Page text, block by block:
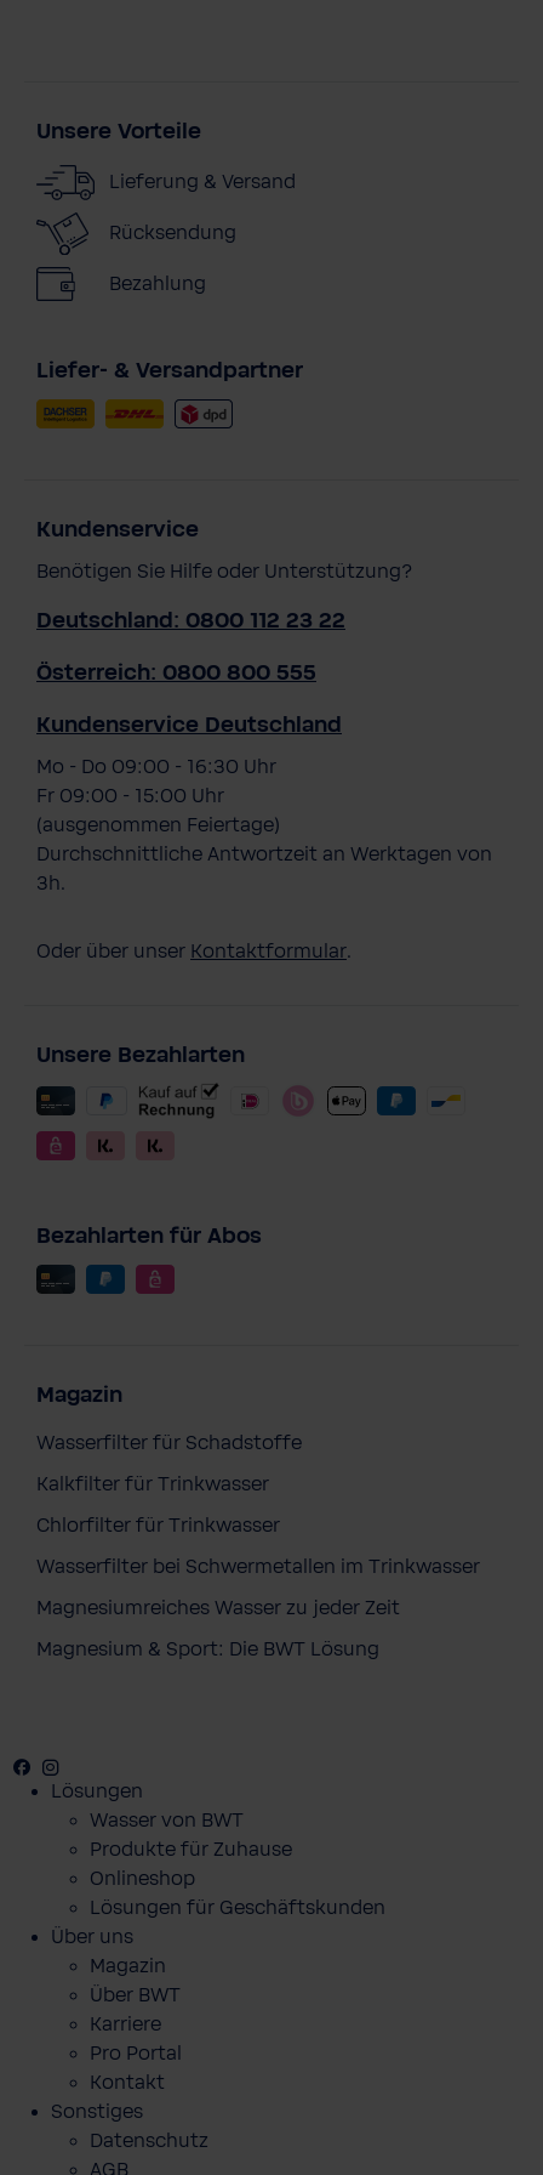
Unsere Vorteile
Lieferung & Versand
Rücksendung
Bezahlung
Liefer- & Versandpartner
Kundenservice
Benötigen Sie Hilfe oder Unterstützung?
Deutschland: 0800 112 23 22
Österreich: 0800 800 555
Kundenservice Deutschland
Mo - Do 09:00 - 16:30 Uhr
Fr 09:00 - 15:00 Uhr
(ausgenommen Feiertage)
Durchschnittliche Antwortzeit an Werktagen von
3h.
Oder über unser Kontaktformular.
Unsere Bezahlarten
Bezahlarten für Abos
Magazin
Wasserfilter für Schadstoffe
Kalkfilter für Trinkwasser
Chlorfilter für Trinkwasser
Wasserfilter bei Schwermetallen im Trinkwasser
Magnesiumreiches Wasser zu jeder Zeit
Magnesium & Sport: Die BWT Lösung
Facebook
Youtube
Lösungen
Wasser von BWT
Produkte für Zuhause
Onlineshop
Lösungen für Geschäftskunden
Über uns
Magazin
Über BWT
Karriere
Pro Portal
Kontakt
Sonstiges
Datenschutz
AGB